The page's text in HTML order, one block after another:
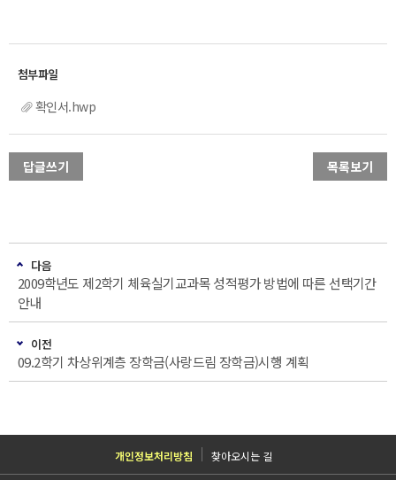
확인서.hwp
답글쓰기 목록보기
다음
2009학년도 제2학기 체육실기교과목 성적평가 방법에 따른 선택기간
안내
이전
09.2학기 차상위계층 장학금(사랑드림 장학금)시행 계획
개인정보처리방침 찾아오시는 길